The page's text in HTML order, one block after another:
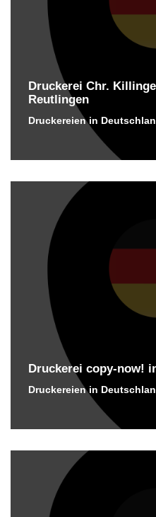
Druckerei Chr.
Reutlingen
Druckereien in
Druckerei copy-now!
Druckereien in